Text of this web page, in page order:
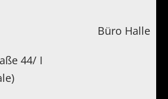
Büro Halle
44/ I